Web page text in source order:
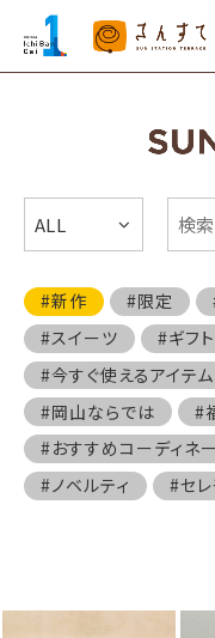
ALL
#新作 #限定
#スイーツ
#ギフト
#今すぐ使えるアイテム
#岡山ならでは
#
#おすすめコーディネ
#ノベルティ
#セ